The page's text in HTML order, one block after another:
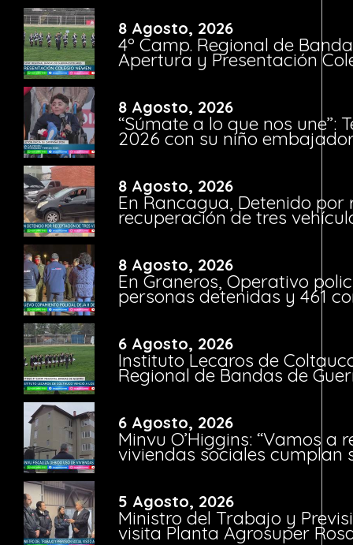
8 Agosto, 2026
4º Camp. Regional de
Apertura y Presentación
8 Agosto, 2026
“Súmate a lo que nos une”:
2026 con su niño
8 Agosto, 2026
En Rancagua, Detenido por
recuperación de tres
8 Agosto, 2026
En Graneros, Operativo
personas detenidas y 461
6 Agosto, 2026
Instituto Lecaros de
Regional de Bandas de
6 Agosto, 2026
Minvu O’Higgins: “Vamos a
viviendas sociales cumplan
5 Agosto, 2026
Ministro del Trabajo y
visita Planta Agrosuper